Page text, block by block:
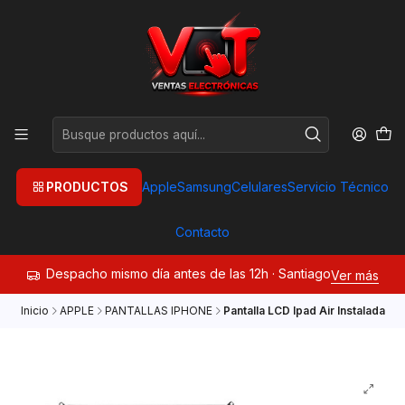
PRODUCTOS AppleSamsungCelularesServicio Técnico
Contacto
Despacho mismo día antes de las 12h · SantiagoVer más
Inicio APPLE PANTALLAS IPHONE Pantalla LCD Ipad Air Instalada